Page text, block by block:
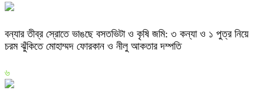
বন্যার তীব্র স্রোতে ভাঙছে বসতভিটা ও কৃষি জমি: ৩ কন্যা ও ১ পুত্র নিয়ে
চরম ঝুঁকিতে মোহাম্মদ ফোরকান ও নীলু আকতার দম্পতি
৬